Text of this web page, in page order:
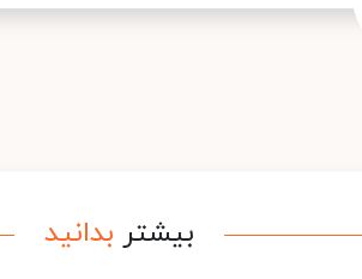
بیشتر بدانید